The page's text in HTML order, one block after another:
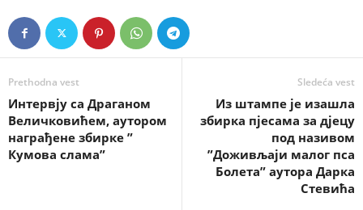
Prethodna vest
Интервју са Драганом
Величковићем, аутором
награђене збирке ”
Кумова слама”
Sledeća vest
Из штампе је изашла
збирка пјесама за дјецу
под називом
”Доживљаји малог пса
Болета” аутора Дарка
Стевића